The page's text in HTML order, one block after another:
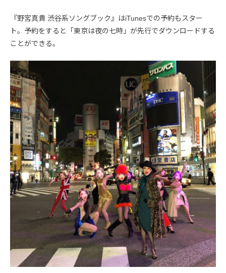
『野宮真貴 渋谷系ソングブック』はiTunesでの予約もスター
ト。予約をすると「東京は夜の七時」が先行でダウンロードする
ことができる。